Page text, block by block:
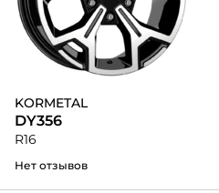
KORMETAL
DY356
R16
Нет отзывов